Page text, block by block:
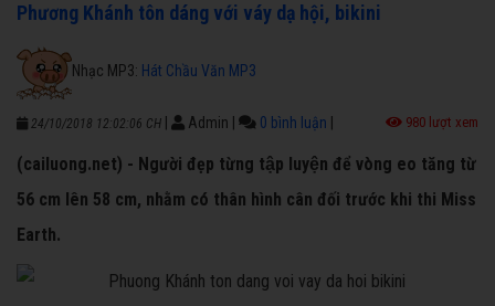
Phương Khánh tôn dáng với váy dạ hội, bikini
Nhạc MP3: Hát Chầu Văn MP3
24/10/2018 12:02:06 CH Admin 0 bình luận 980 lượt xem
(cailuong.net) - Người đẹp từng tập luyện để vòng eo tăng từ
56 cm lên 58 cm, nhằm có thân hình cân đối trước khi thi Miss
Earth.